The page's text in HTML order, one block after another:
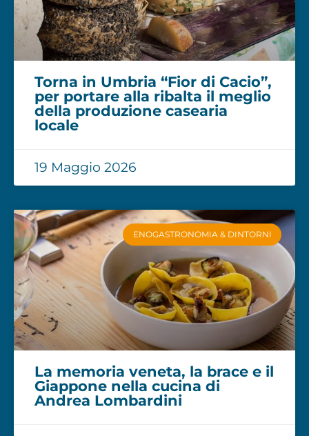
Torna in Umbria “Fior di Cacio”,
per portare alla ribalta il meglio
della produzione casearia
locale
19 Maggio 2026
ENOGASTRONOMIA & DINTORNI
La memoria veneta, la brace e il
Giappone nella cucina di
Andrea Lombardini